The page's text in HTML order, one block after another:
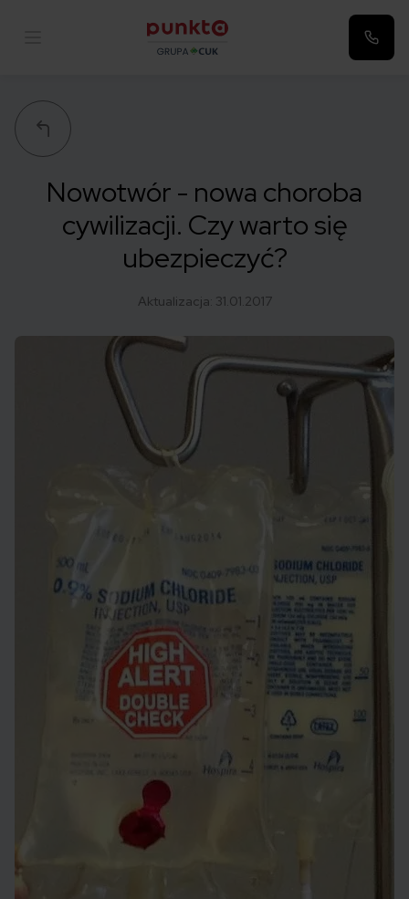
Nowotwór - nowa choroba
cywilizacji. Czy warto się
ubezpieczyć?
Aktualizacja: 31.01.2017